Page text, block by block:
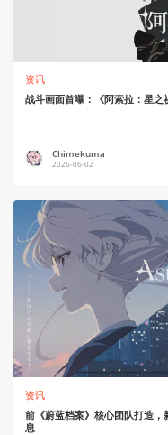
资讯
战斗画面首曝：《阿索拉：星之
Chimekuma
2026-06-02
资讯
前《蔚蓝档案》核心团队打造，
息